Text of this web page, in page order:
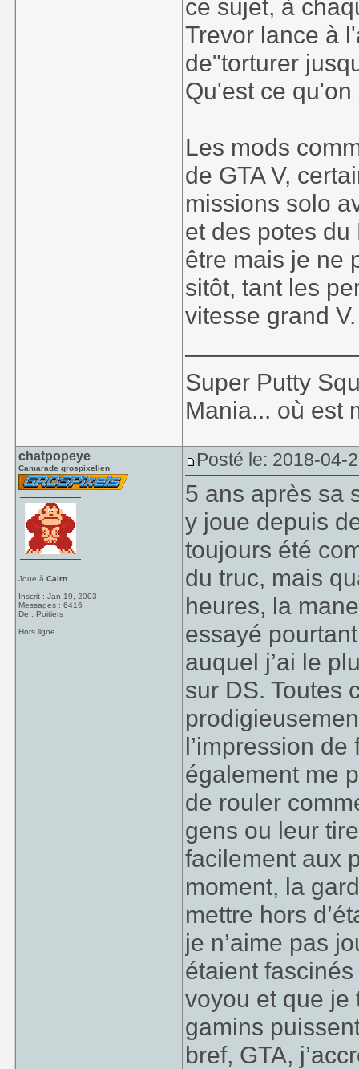
ce sujet, à
Trevor lance à
de"torturer
Qu'est ce
Les mods
de GTA V,
missions solo
et des potes
être mais je ne
sitôt, tant les
vitesse grand V.
Super Putty
Mania... où est
chatpopeye
Camarade grospixelien
Joue àCairn
Inscrit : Jan 19, 2003
Messages : 6416
De : Poitiers
Hors ligne
Posté le: 2018-04-
5 ans après sa
y joue depuis
toujours été
du truc, mais
heures, la
essayé
auquel j’ai le
sur DS. Toutes
l’impression
également me
de rouler
gens ou leur
facilement aux
moment, la
mettre hors
je n’aime pas
étaient
voyou et que je
gamins
bref, GTA,